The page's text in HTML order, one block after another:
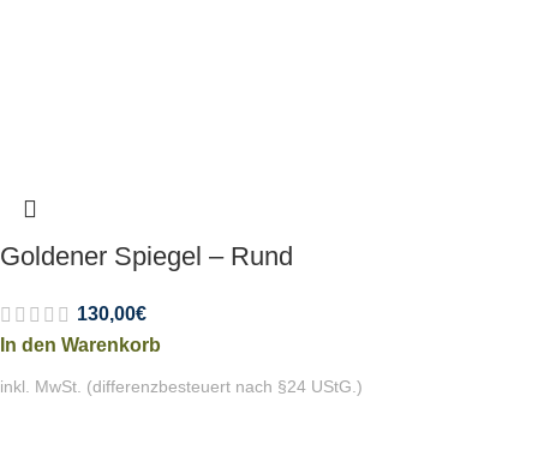
Goldener Spiegel – Rund
130,00€
In den Warenkorb
inkl. MwSt. (differenzbesteuert nach §24 UStG.)